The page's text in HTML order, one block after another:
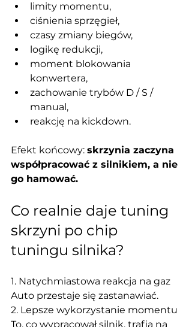
limity momentu,
ciśnienia sprzęgieł,
czasy zmiany biegów,
logikę redukcji,
moment blokowania
konwertera,
zachowanie trybów D / S /
manual,
reakcję na kickdown.
Efekt końcowy: skrzynia zaczyna
współpracować z silnikiem, a nie
go hamować.
Co realnie daje tuning
skrzyni po chip
tuningu silnika?
1. Natychmiastowa reakcja na gaz
Auto przestaje się zastanawiać.
2. Lepsze wykorzystanie momentu
To, co wypracował silnik, trafia na